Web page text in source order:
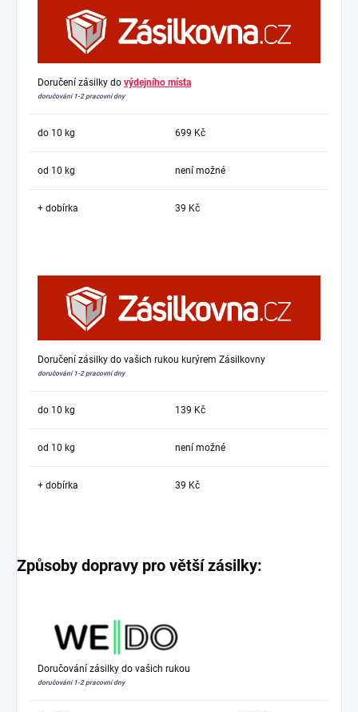
Doručení zásilky do výdejního místa
doručování 1-2 pracovní dny
do 10 kg 699 Kč
od 10 kg není možné
+ dobírka 39 Kč
Doručení zásilky do vašich rukou kurýrem Zásilkovny
doručování 1-2 pracovní dny
do 10 kg 139 Kč
od 10 kg není možné
+ dobírka 39 Kč
Způsoby dopravy pro větší zásilky:
Doručování zásilky do vašich rukou
doručování 1-2 pracovní dny